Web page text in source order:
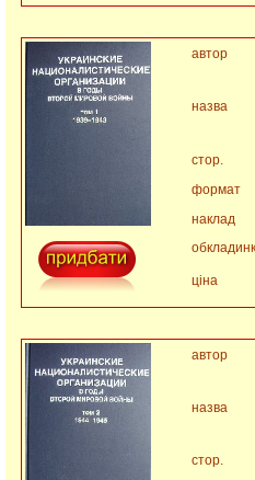
автор
назва
стор.
формат
наклад
ціна
автор
назва
стор.